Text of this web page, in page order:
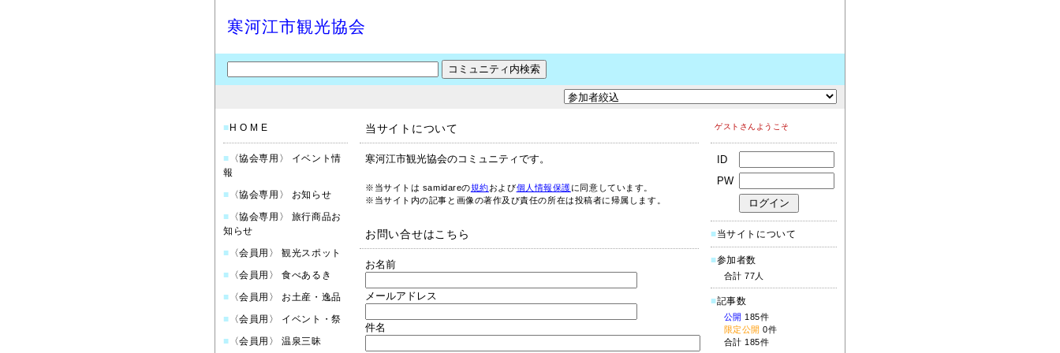
寒河江市観光協会
■ H O M E
■ 〈協会専用〉 イベント情
報
■ 〈協会専用〉 お知らせ
■ 〈協会専用〉 旅行商品お
知らせ
■ 〈会員用〉 観光スポット
■ 〈会員用〉 食べあるき
■ 〈会員用〉 お土産・逸品
■ 〈会員用〉 イベント・祭
■ 〈会員用〉 温泉三昧
当サイトについて
寒河江市観光協会のコミュニティです。
※当サイトは samidareの規約および個人情報保護に同意しています。
※当サイト内の記事と画像の著作及び責任の所在は投稿者に帰属します。
お問い合せはこちら
お名前
メールアドレス
件名
ゲストさんようこそ
ID
PW
■当サイトについて
■参加者数
合計 77人
■記事数
公開 185件
限定公開 0件
合計 185件